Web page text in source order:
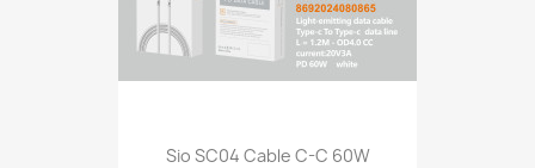
Sio SC04 Cable C-C 60W